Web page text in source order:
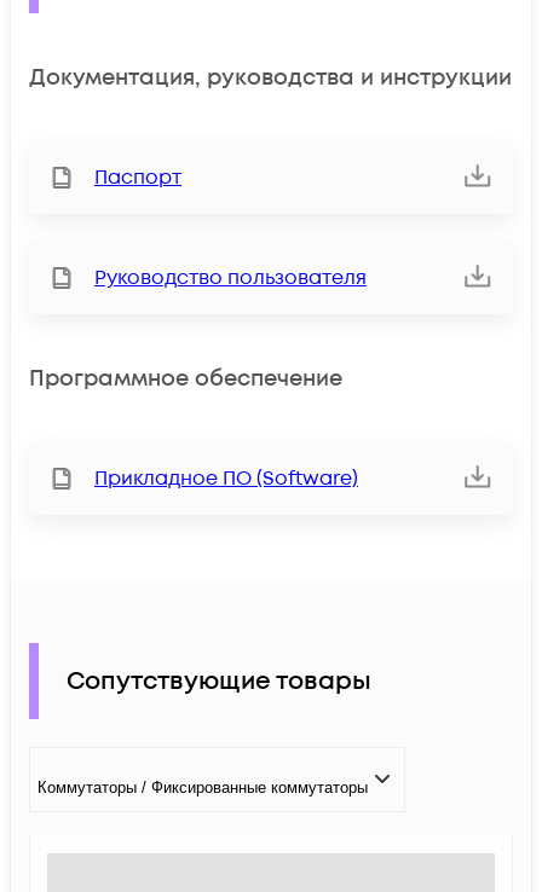
Документация, руководства и инструкции
Паспорт
Руководство пользователя
Программное обеспечение
Прикладное ПО (Software)
Сопутствующие товары
Коммутаторы / Фиксированные коммутаторы